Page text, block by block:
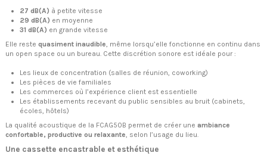
27 dB(A) à petite vitesse
29 dB(A) en moyenne
31 dB(A) en grande vitesse
Elle reste quasiment inaudible , même lorsqu’elle fonctionne en continu dans
un open space ou un bureau. Cette discrétion sonore est idéale pour :
Les lieux de concentration (salles de réunion, coworking)
Les pièces de vie familiales
Les commerces où l’expérience client est essentielle
Les établissements recevant du public sensibles au bruit (cabinets,
écoles, hôtels)
La qualité acoustique de la FCAG50B permet de créer une ambiance
confortable, productive ou relaxante , selon l’usage du lieu.
Une cassette encastrable et esthétique